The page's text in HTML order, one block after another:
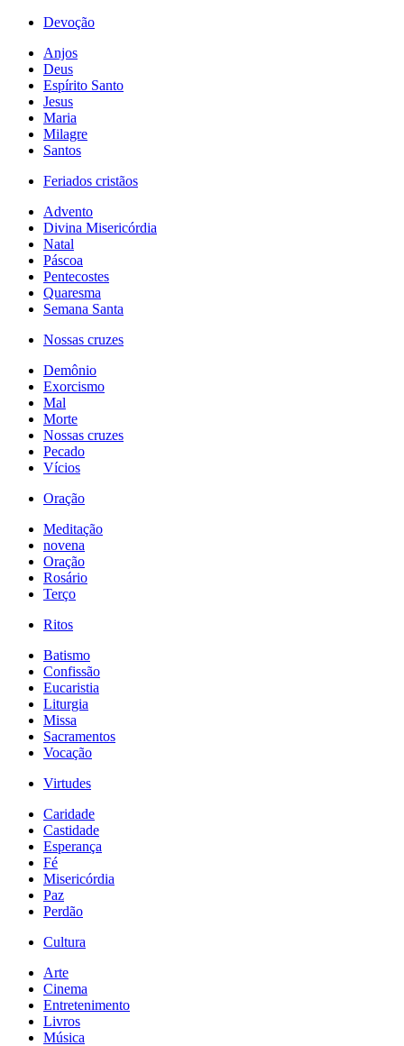
Devoção
Anjos
Deus
Espírito Santo
Jesus
Maria
Milagre
Santos
Feriados cristãos
Advento
Divina Misericórdia
Natal
Páscoa
Pentecostes
Quaresma
Semana Santa
Nossas cruzes
Demônio
Exorcismo
Mal
Morte
Nossas cruzes
Pecado
Vícios
Oração
Meditação
novena
Oração
Rosário
Terço
Ritos
Batismo
Confissão
Eucaristia
Liturgia
Missa
Sacramentos
Vocação
Virtudes
Caridade
Castidade
Esperança
Fé
Misericórdia
Paz
Perdão
Cultura
Arte
Cinema
Entretenimento
Livros
Música